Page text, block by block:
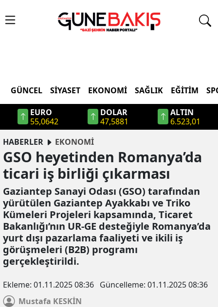
GÜNCEL SIYASET EKONOMI SAĞLIK EĞITIM
EURO
55,0642
DOLAR
47,5881
ALTIN
6.523,01
HABERLER
EKONOMİ
GSO heyetinden Romanya’da
ticari iş birliği çıkarması
Gaziantep Sanayi Odası (GSO) tarafından
yürütülen Gaziantep Ayakkabı ve Triko
Kümeleri Projeleri kapsamında, Ticaret
Bakanlığı’nın UR-GE desteğiyle Romanya’da
yurt dışı pazarlama faaliyeti ve ikili iş
görüşmeleri (B2B) programı
gerçekleştirildi.
Ekleme: 01.11.2025 08:36 Güncelleme: 01.11.2025 08:36
Mustafa KESKİN